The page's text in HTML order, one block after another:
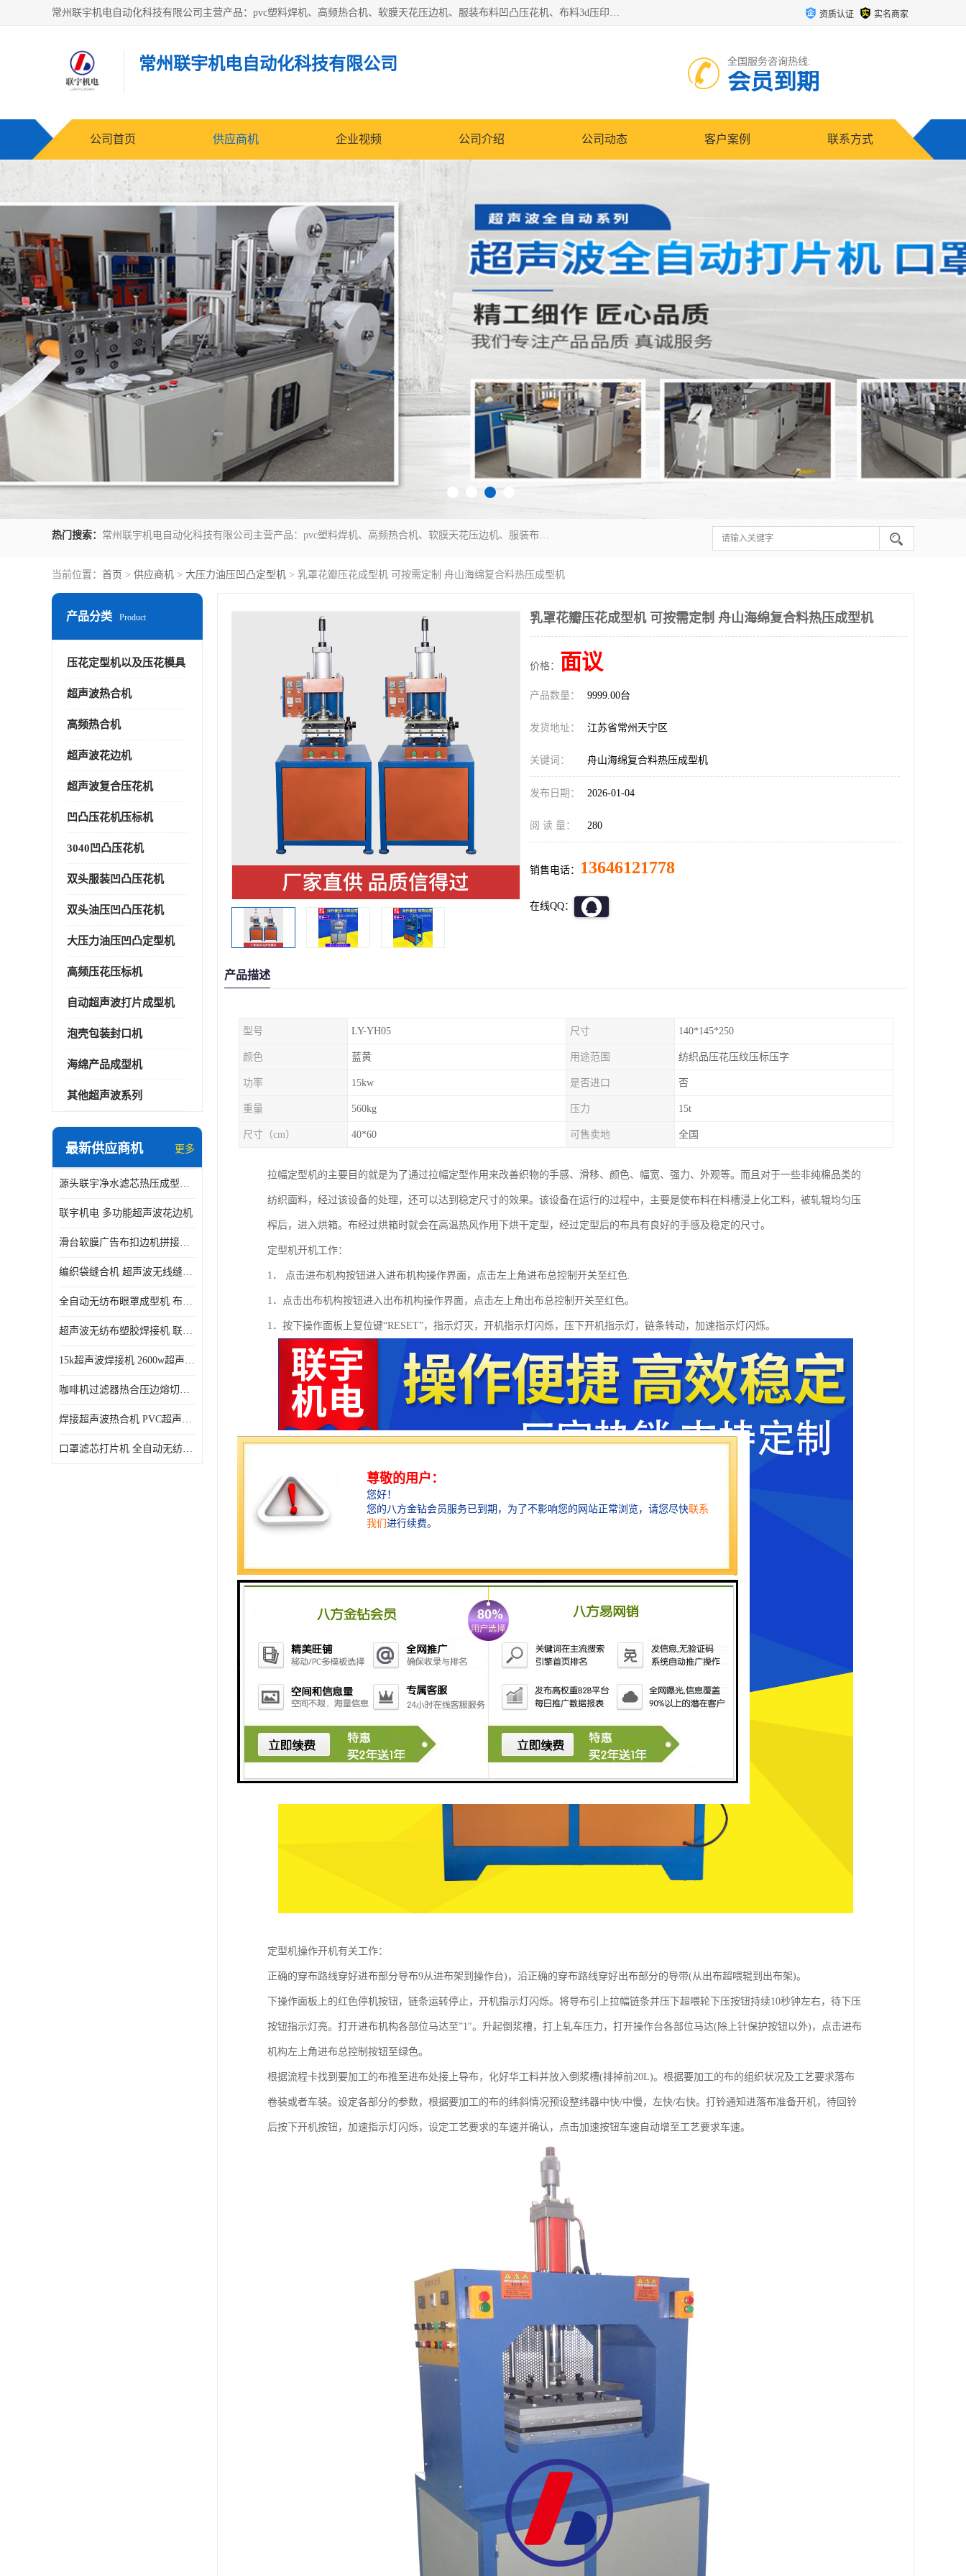
常州联宇机电自动化科技有限公司主营产品：pvc塑料焊机、高频热合机、软膜天花压边机、服装布料凹凸压花机、布料3d压印设备、服装植胶设备、超声波布料花边机、无纺布热合机、全自动压花机。 资质认证 实名商家
常州联宇机电自动化科技有限公司 全国服务咨询热线:
会员到期
公司首页 供应商机 企业视频 公司介绍 公司动态 客户案例 联系方式
热门搜索： 常州联宇机电自动化科技有限公司主营产品：pvc塑料焊机、高频热合机、软膜天花压边机、服装布料凹凸压花机、布料3d压印设备、服装植胶设备、超声波布料花边机、无纺布热合机、全自动压花机。
当前位置： 首页 > 供应商机 > 大压力油压凹凸定型机 > 乳罩花瓣压花成型机 可按需定制 舟山海绵复合料热压成型机
产品分类 Product
压花定型机以及压花模具
超声波热合机
高频热合机
超声波花边机
超声波复合压花机
凹凸压花机压标机
3040凹凸压花机
双头服装凹凸压花机
双头油压凹凸压花机
大压力油压凹凸定型机
高频压花压标机
自动超声波打片成型机
泡壳包装封口机
海绵产品成型机
其他超声波系列
最新供应商机 更多
源头联宇净水滤芯热压成型机器 超声波大功率封边机
联宇机电 多功能超声波花边机
滑台软膜广告布扣边机拼接机用于焊接热合拼接作用
编织袋缝合机 超声波无线缝合机 厂家现货供应
全自动无纺布眼罩成型机 布料海绵眼罩热合切边机
超声波无纺布塑胶焊接机 联宇制造
15k超声波焊接机 2600w超声波焊接机 联宇制造
咖啡机过滤器热合压边熔切机 超声波无纺布喷胶棉热合机
焊接超声波热合机 PVC超声波焊接机 无纺布超声波设备
口罩滤芯打片机 全自动无纺布压花压标设备 多层料复合机
乳罩花瓣压花成型机 可按需定制 舟山海绵复合料热压成型机
价格： 面议
产品数量： 9999.00台
发货地址： 江苏省常州天宁区
关键词： 舟山海绵复合料热压成型机
发布日期： 2026-01-04
阅 读 量： 280
销售电话： 13646121778
在线QQ：
产品描述
型号 LY-YH05 尺寸 140*145*250
颜色 蓝黄 用途范围 纺织品压花压纹压标压字
功率 15kw 是否进口 否
重量 560kg 压力 15t
尺寸（cm） 40*60 可售卖地 全国
拉幅定型机的主要目的就是为了通过拉幅定型作用来改善织物的手感、滑移、颜色、幅宽、强力、外观等。而且对于一些非纯棉品类的
纺织面料，经过该设备的处理，还可以达到稳定尺寸的效果。该设备在运行的过程中，主要是使布料在料槽浸上化工料，被轧辊均匀压
榨后，进入烘箱。布经过烘箱时就会在高温热风作用下烘干定型，经过定型后的布具有良好的手感及稳定的尺寸。
定型机开机工作：
1． 点击进布机构按钮进入进布机构操作界面，点击左上角进布总控制开关至红色.
1．点击出布机构按钮进入出布机构操作界面，点击左上角出布总控制开关至红色。
1．按下操作面板上复位键“RESET”，指示灯灭，开机指示灯闪烁，压下开机指示灯，链条转动，加速指示灯闪烁。
定型机操作开机有关工作：
正确的穿布路线穿好进布部分导布9从进布架到操作台)，沿正确的穿布路线穿好出布部分的导带(从出布超喂辊到出布架)。
下操作面板上的红色停机按钮，链条运转停止，开机指示灯闪烁。将导布引上拉幅链条并压下超喂轮下压按钮持续10秒钟左右，待下压
按钮指示灯亮。打开进布机构各部位马达至”1″。升起倒浆槽，打上轧车压力，打开操作台各部位马达(除上针保护按钮以外)，点击进布
机构左上角进布总控制按钮至绿色。
根据流程卡找到要加工的布推至进布处接上导布，化好华工料并放入倒浆槽(排掉前20L)。根据要加工的布的组织状况及工艺要求落布
卷装或者车装。设定各部分的参数，根据要加工的布的纬斜情况预设整纬器中快/中慢，左快/右快。打铃通知进落布准备开机，待回铃
后按下开机按钮，加速指示灯闪烁，设定工艺要求的车速并确认，点击加速按钮车速自动增至工艺要求车速。